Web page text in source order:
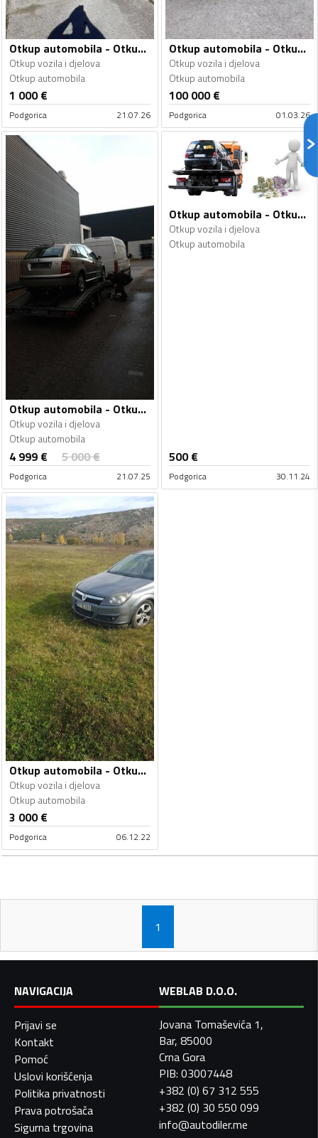
Otkup automobila - Otkup vozila i djelova
Otkup vozila i djelova
Otkup automobila
1 000€
Podgorica 21.07.26
Otkup automobila - Otkup vozila i djelova
Otkup vozila i djelova
Otkup automobila
100 000€
Podgorica 01.03.26
Otkup automobila - Otkup vozila i djelova
Otkup vozila i djelova
Otkup automobila
4 999 € 5 000€
Podgorica 21.07.25
Otkup automobila - Otkup vozila i djelova
Otkup vozila i djelova
Otkup automobila
500€
Podgorica 30.11.24
Otkup automobila - Otkup vozila i djelova
Otkup vozila i djelova
Otkup automobila
3 000€
Podgorica 06.12.22
1
NAVIGACIJA
Prijavi se
Kontakt
Pomoć
Uslovi korišćenja
Politika privatnosti
Prava potrošača
Sigurna trgovina
WEBLAB D.O.O.
Jovana Tomaševića 1,
Bar, 85000
Crna Gora
PIB: 03007448
+382 (0) 67 312 555
+382 (0) 30 550 099
info@autodiler.me